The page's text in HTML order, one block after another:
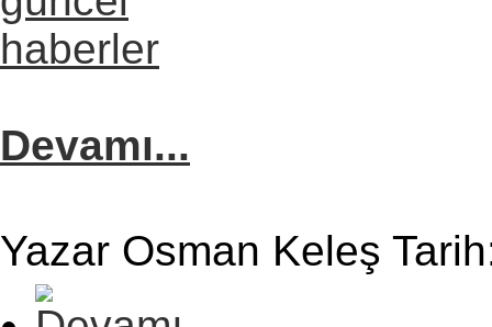
Devamı...
Yazar Osman Keleş